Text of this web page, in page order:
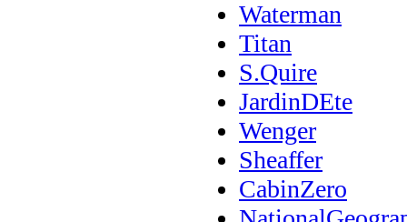
Waterman
Titan
S.Quire
JardinDEte
Wenger
Sheaffer
CabinZero